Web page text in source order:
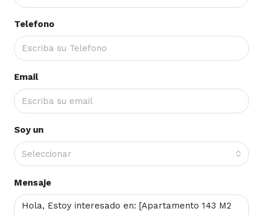
Telefono
Email
Soy un
Seleccionar
Mensaje